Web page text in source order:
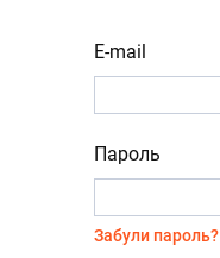
E-mail
Пароль
Забули пароль?